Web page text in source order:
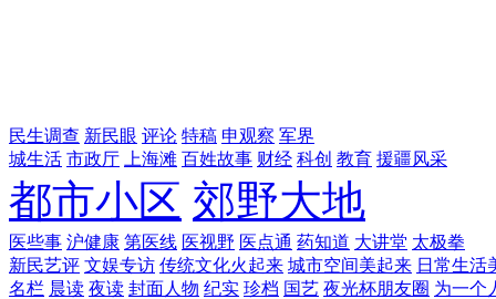
民生调查 新民眼 评论 特稿 申观察 军界
城生活 市政厅 上海滩 百姓故事 财经 科创 教育 援疆风采
都市小区 郊野大地
医些事 沪健康 第医线 医视野 医点通 药知道 大讲堂 太极拳
新民艺评 文娱专访 传统文化火起来 城市空间美起来 日常生活
名栏 晨读 夜读 封面人物 纪实 珍档 国艺 夜光杯朋友圈 为一个